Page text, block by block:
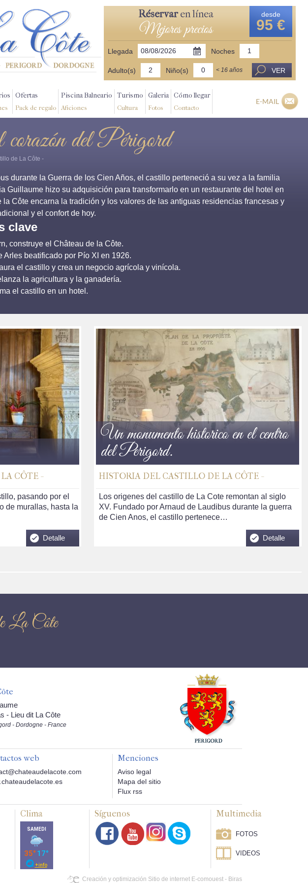
Réservaren línea
Mejores precios
desde
95 €
Llegada Noches
Adulto(s) Niño(s) < 16 años VER
Ofertas
Pack de regalo
Piscina Balneario
Aficiones
Turismo
Cultura
Galeria
Fotos
Cómo llegar
Contacto
E-MAIL
corazón del Périgord
de La Côte -
durante la Guerra de los Cien Años, el castillo perteneció a su vez a la familia
hizo su adquisición para transformarlo en un restaurante del hotel en
Côte encarna la tradición y los valores de las antiguas residencias francesas y
y el confort de hoy.
clave
construye el Château de la Côte.
beatificado por Pío XI en 1926.
el castillo y crea un negocio agrícola y vinícola.
la agricultura y la ganadería.
el castillo en un hotel.
CÔTE -
pasando por el
de murallas, hasta la
Detalle
Un monumento historico en el centro
del Perigord.
HISTORIA DEL CASTILLO DE LA CÔTE -
Los origenes del castillo de La Cote remontan al siglo
XV. Fundado por Arnaud de Laudibus durante la guerra
de Cien Anos, el castillo pertenece…
Detalle
La Côte
- Lieu dit La Côte
- Dordogne - France
web Menciones
Aviso legal
Mapa del sitio
Flux rss
Clima Síguenos Multimedia
FOTOS
VIDEOS
Creación y optimización Sitio de internet E-comouest - Biras